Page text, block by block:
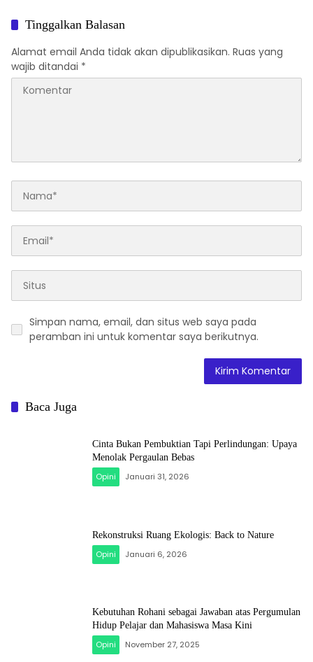
Tinggalkan Balasan
Alamat email Anda tidak akan dipublikasikan. Ruas yang
wajib ditandai *
Simpan nama, email, dan situs web saya pada
peramban ini untuk komentar saya berikutnya.
Baca Juga
Cinta Bukan Pembuktian Tapi Perlindungan: Upaya
Menolak Pergaulan Bebas
Opini Januari 31, 2026
Rekonstruksi Ruang Ekologis: Back to Nature
Opini Januari 6, 2026
Kebutuhan Rohani sebagai Jawaban atas Pergumulan
Hidup Pelajar dan Mahasiswa Masa Kini
Opini November 27, 2025